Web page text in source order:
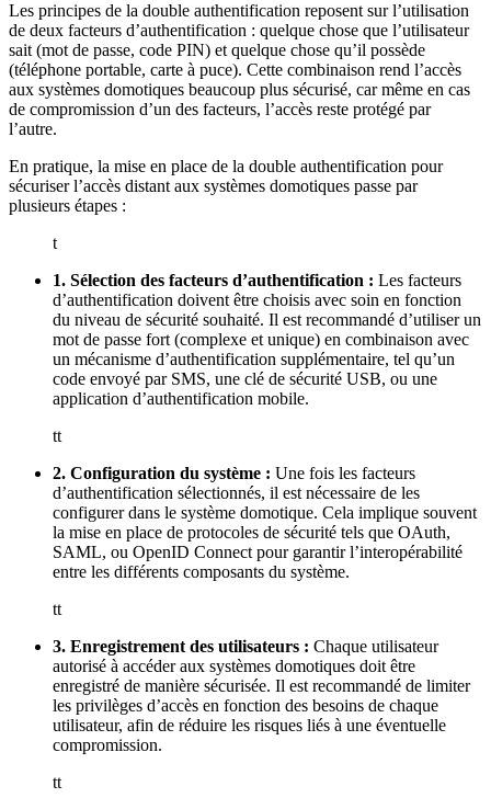
Les principes de la double authentification reposent sur l’utilisation
de deux facteurs d’authentification : quelque chose que l’utilisateur
sait (mot de passe, code PIN) et quelque chose qu’il possède
(téléphone portable, carte à puce). Cette combinaison rend l’accès
aux systèmes domotiques beaucoup plus sécurisé, car même en cas
de compromission d’un des facteurs, l’accès reste protégé par
l’autre.
En pratique, la mise en place de la double authentification pour
sécuriser l’accès distant aux systèmes domotiques passe par
plusieurs étapes :
t
1. Sélection des facteurs d’authentification : Les facteurs
d’authentification doivent être choisis avec soin en fonction
du niveau de sécurité souhaité. Il est recommandé d’utiliser un
mot de passe fort (complexe et unique) en combinaison avec
un mécanisme d’authentification supplémentaire, tel qu’un
code envoyé par SMS, une clé de sécurité USB, ou une
application d’authentification mobile.
tt
2. Configuration du système : Une fois les facteurs
d’authentification sélectionnés, il est nécessaire de les
configurer dans le système domotique. Cela implique souvent
la mise en place de protocoles de sécurité tels que OAuth,
SAML, ou OpenID Connect pour garantir l’interopérabilité
entre les différents composants du système.
tt
3. Enregistrement des utilisateurs : Chaque utilisateur
autorisé à accéder aux systèmes domotiques doit être
enregistré de manière sécurisée. Il est recommandé de limiter
les privilèges d’accès en fonction des besoins de chaque
utilisateur, afin de réduire les risques liés à une éventuelle
compromission.
tt